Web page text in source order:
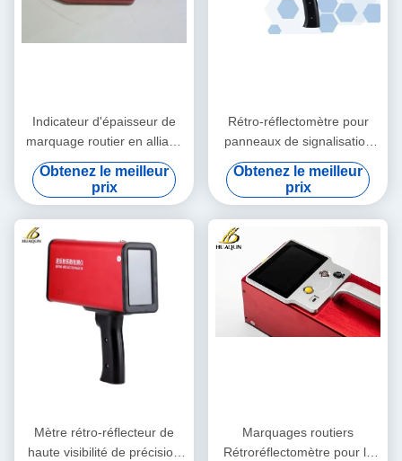
Indicateur d'épaisseur de
marquage routier en alliage
d'aluminium anodisé avec
affichage numérique
Obtenez le meilleur
prix
Rétro-réflectomètre pour
panneaux de signalisation
de circulation à angle
multiples de précision / rétro-
réflectomètre portatif
Obtenez le meilleur
prix
Mètre rétro-réflecteur de
haute visibilité de précision
Marquages routiers
Rétroréflectomètre pour la